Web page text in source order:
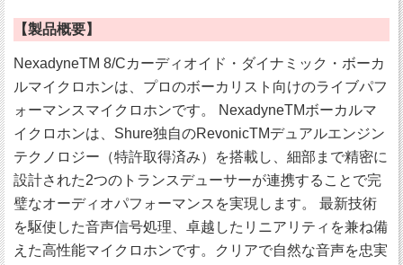
【製品概要】
NexadyneTM 8/Cカーディオイド・ダイナミック・ボーカ
ルマイクロホンは、プロのボーカリスト向けのライブパフ
ォーマンスマイクロホンです。 NexadyneTMボーカルマ
イクロホンは、Shure独自のRevonicTMデュアルエンジン
テクノロジー（特許取得済み）を搭載し、細部まで精密に
設計された2つのトランスデューサーが連携することで完
璧なオーディオパフォーマンスを実現します。 最新技術
を駆使した音声信号処理、卓越したリニアリティを兼ね備
えた高性能マイクロホンです。クリアで自然な音声を忠実